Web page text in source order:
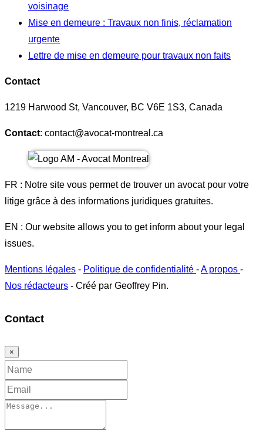
voisinage
Mise en demeure : Travaux non finis, réclamation
urgente
Lettre de mise en demeure pour travaux non faits
Contact
1219 Harwood St, Vancouver, BC V6E 1S3, Canada
Contact: contact@avocat-montreal.ca
FR : Notre site vous permet de trouver un avocat pour votre
litige grâce à des informations juridiques gratuites.
EN : Our website allows you to get inform about your legal
issues.
Mentions légales - Politique de confidentialité -A propos -
Nos rédacteurs - Créé par Geoffrey Pin.
Contact
×